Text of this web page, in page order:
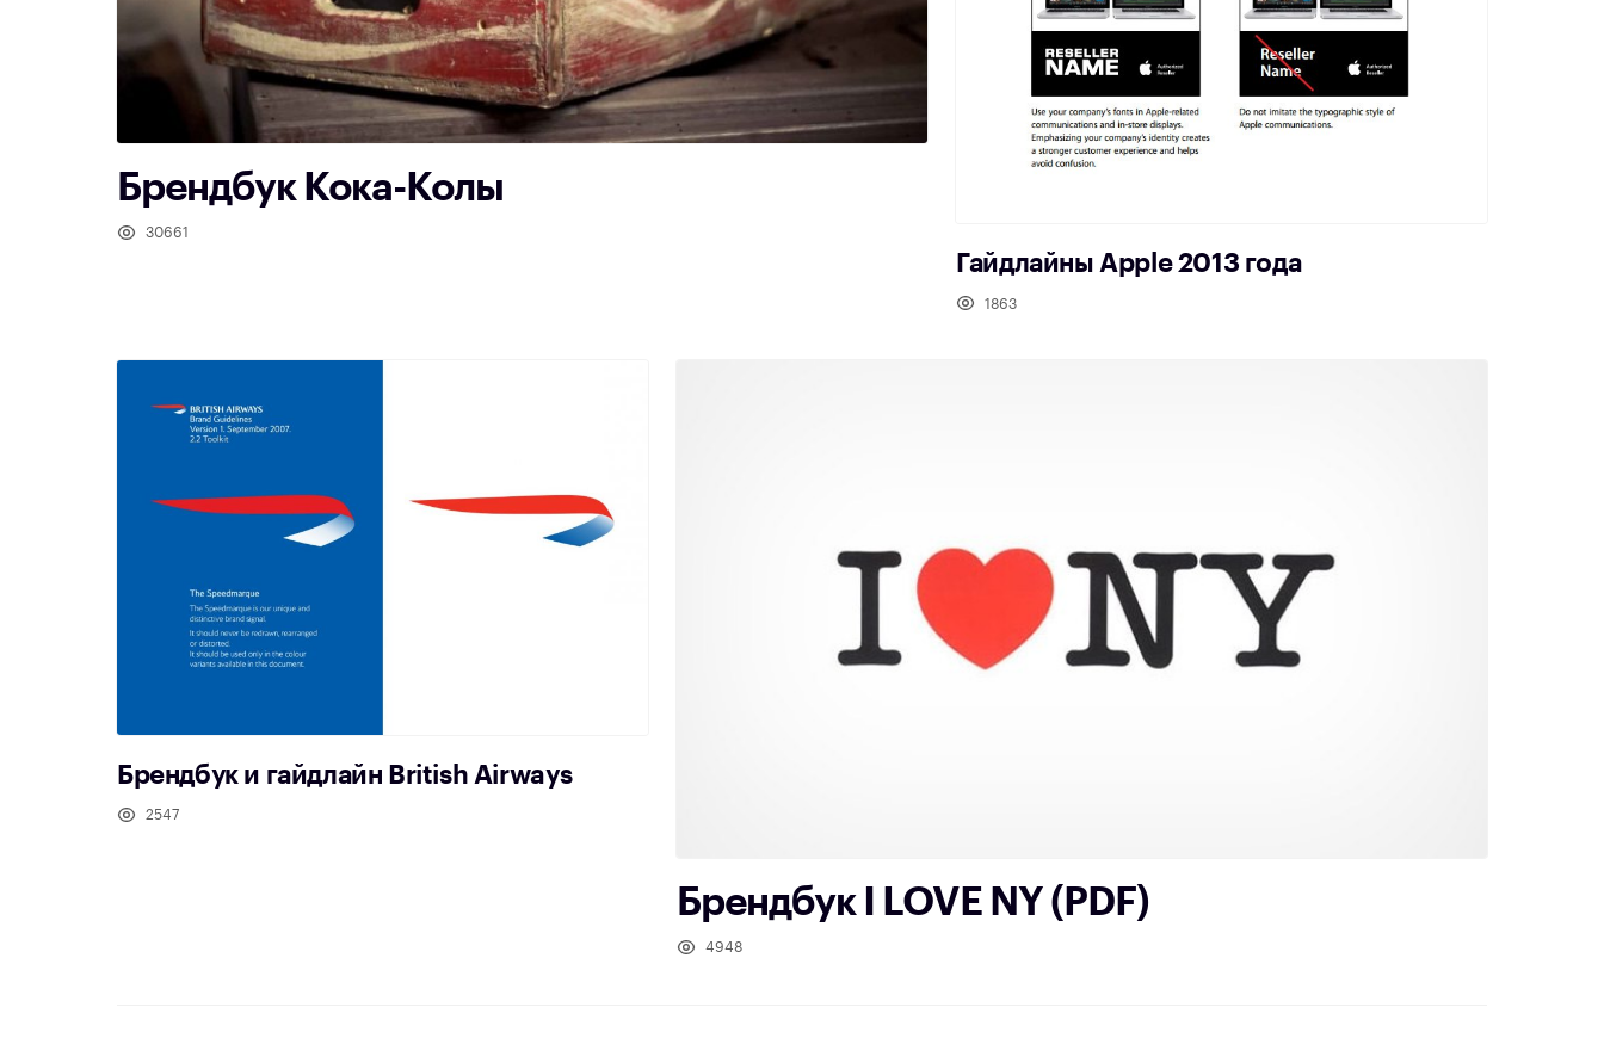
Брендбук Кока-Колы
30661
Гайдлайны Apple 2013 года
1863
Брендбук и гайдлайн British Airways
2547
Брендбук I LOVE NY (PDF)
4948